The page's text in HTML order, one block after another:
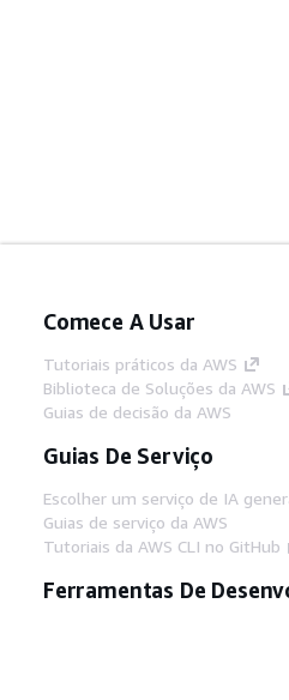
Comece A Usar
Tutoriais práticos da AWS
Biblioteca de Soluções da AWS
Guias de decisão da AWS
Guias De Serviço
Escolher um serviço de IA
Guias de serviço da AWS
Tutoriais da AWS CLI no GitHub
Ferramentas De